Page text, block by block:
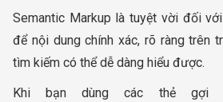
Semantic Markup là tuyệt vời đối
để nội dung chính xác, rõ ràng trên
tìm kiếm có thể dễ dàng hiểu được.
Khi bạn dùng các thẻ gợi ý